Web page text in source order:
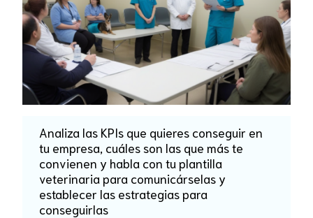
Analiza las KPIs que quieres conseguir en
tu empresa, cuáles son las que más te
convienen y habla con tu plantilla
veterinaria para comunicárselas y
establecer las estrategias para
conseguirlas